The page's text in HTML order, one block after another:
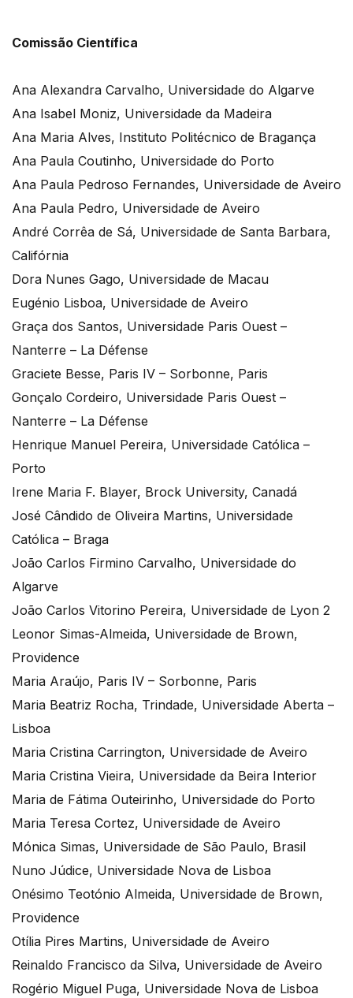
Comissão Científica
Ana Alexandra Carvalho, Universidade do Algarve
Ana Isabel Moniz, Universidade da Madeira
Ana Maria Alves, Instituto Politécnico de Bragança
Ana Paula Coutinho, Universidade do Porto
Ana Paula Pedroso Fernandes, Universidade de Aveiro
Ana Paula Pedro, Universidade de Aveiro
André Corrêa de Sá, Universidade de Santa Barbara,
Califórnia
Dora Nunes Gago, Universidade de Macau
Eugénio Lisboa, Universidade de Aveiro
Graça dos Santos, Universidade Paris Ouest –
Nanterre – La Défense
Graciete Besse, Paris IV – Sorbonne, Paris
Gonçalo Cordeiro, Universidade Paris Ouest –
Nanterre – La Défense
Henrique Manuel Pereira, Universidade Católica –
Porto
Irene Maria F. Blayer, Brock University, Canadá
José Cândido de Oliveira Martins, Universidade
Católica – Braga
João Carlos Firmino Carvalho, Universidade do
Algarve
João Carlos Vitorino Pereira, Universidade de Lyon 2
Leonor Simas-Almeida, Universidade de Brown,
Providence
Maria Araújo, Paris IV – Sorbonne, Paris
Maria Beatriz Rocha, Trindade, Universidade Aberta –
Lisboa
Maria Cristina Carrington, Universidade de Aveiro
Maria Cristina Vieira, Universidade da Beira Interior
Maria de Fátima Outeirinho, Universidade do Porto
Maria Teresa Cortez, Universidade de Aveiro
Mónica Simas, Universidade de São Paulo, Brasil
Nuno Júdice, Universidade Nova de Lisboa
Onésimo Teotónio Almeida, Universidade de Brown,
Providence
Otília Pires Martins, Universidade de Aveiro
Reinaldo Francisco da Silva, Universidade de Aveiro
Rogério Miguel Puga, Universidade Nova de Lisboa